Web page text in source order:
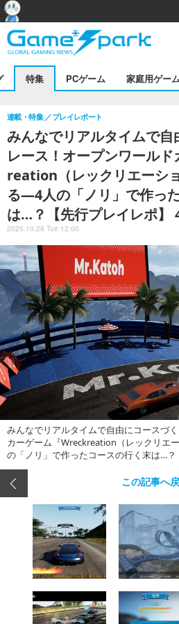
特集 PCゲーム 家庭用ゲーム
みんなでリアルタイムで
レース！オープンワール
reation（レックリエーシ
る―4人の「ノリ」で作っ
は…？【先行プレイレポ】
連載・特集 プレイレポート
2025.10.28 Tue 12:00
みんなでリアルタイムで自由にコースづ
カーゲーム『Wreckreation（レックリエ
の「ノリ」で作ったコースの行く末は…？
この記事へ